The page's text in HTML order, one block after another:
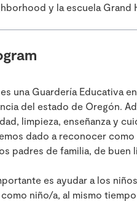
y la escuela Grand
es una Guardería Educativa
del estado de Oregón.
limpieza, enseñanza y
dado a reconocer
padres de familia, de buen
es ayudar a los
niño/a, al mismo